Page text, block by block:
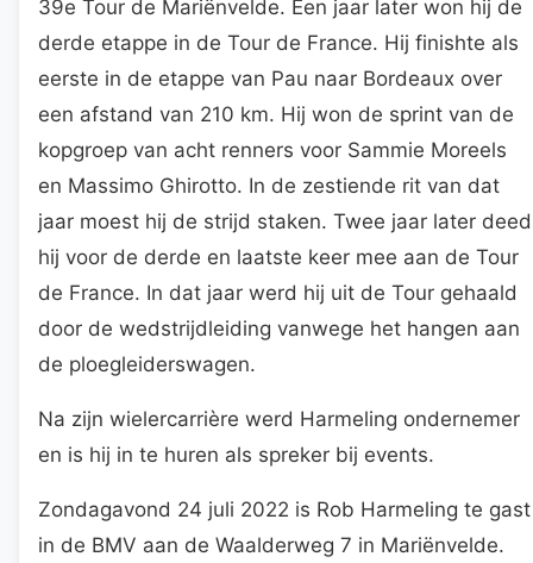
39e Tour de Mariënvelde. Een jaar later won hij de
derde etappe in de Tour de France. Hij finishte als
eerste in de etappe van Pau naar Bordeaux over
een afstand van 210 km. Hij won de sprint van de
kopgroep van acht renners voor Sammie Moreels
en Massimo Ghirotto. In de zestiende rit van dat
jaar moest hij de strijd staken. Twee jaar later deed
hij voor de derde en laatste keer mee aan de Tour
de France. In dat jaar werd hij uit de Tour gehaald
door de wedstrijdleiding vanwege het hangen aan
de ploegleiderswagen.
Na zijn wielercarrière werd Harmeling ondernemer
en is hij in te huren als spreker bij events.
Zondagavond 24 juli 2022 is Rob Harmeling te gast
in de BMV aan de Waalderweg 7 in Mariënvelde.